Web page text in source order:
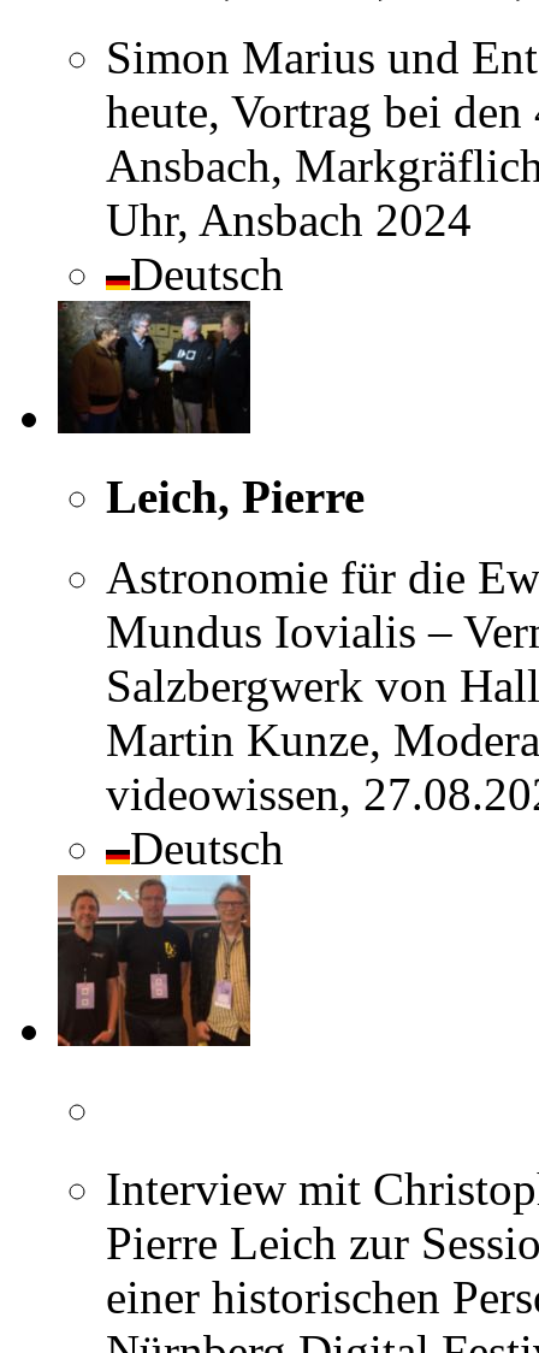
Simon Marius und
heute, Vortrag bei
Ansbach,
Uhr, Ansbach 2024
Deutsch
Leich, Pierre
Astronomie für die
Mundus Iovialis –
Salzbergwerk von
Martin Kunze,
videowissen,
Deutsch
Interview mit
Pierre Leich zur
einer historischen